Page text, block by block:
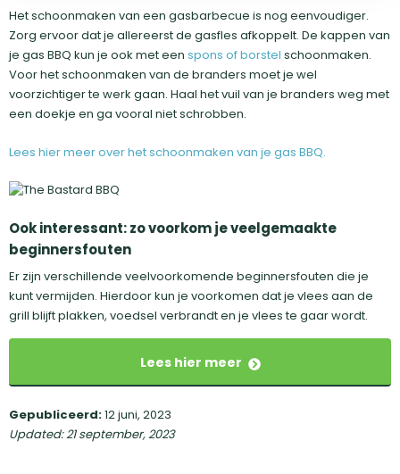
Het schoonmaken van een gasbarbecue is nog eenvoudiger.
Zorg ervoor dat je allereerst de gasfles afkoppelt. De kappen van
je gas BBQ kun je ook met een spons of borstel schoonmaken.
Voor het schoonmaken van de branders moet je wel
voorzichtiger te werk gaan. Haal het vuil van je branders weg met
een doekje en ga vooral niet schrobben.
Lees hier meer over het schoonmaken van je gas BBQ.
Ook interessant: zo voorkom je veelgemaakte
beginnersfouten
Er zijn verschillende veelvoorkomende beginnersfouten die je
kunt vermijden. Hierdoor kun je voorkomen dat je vlees aan de
grill blijft plakken, voedsel verbrandt en je vlees te gaar wordt.
Lees hier meer
Gepubliceerd:12 juni, 2023
Updated: 21 september, 2023